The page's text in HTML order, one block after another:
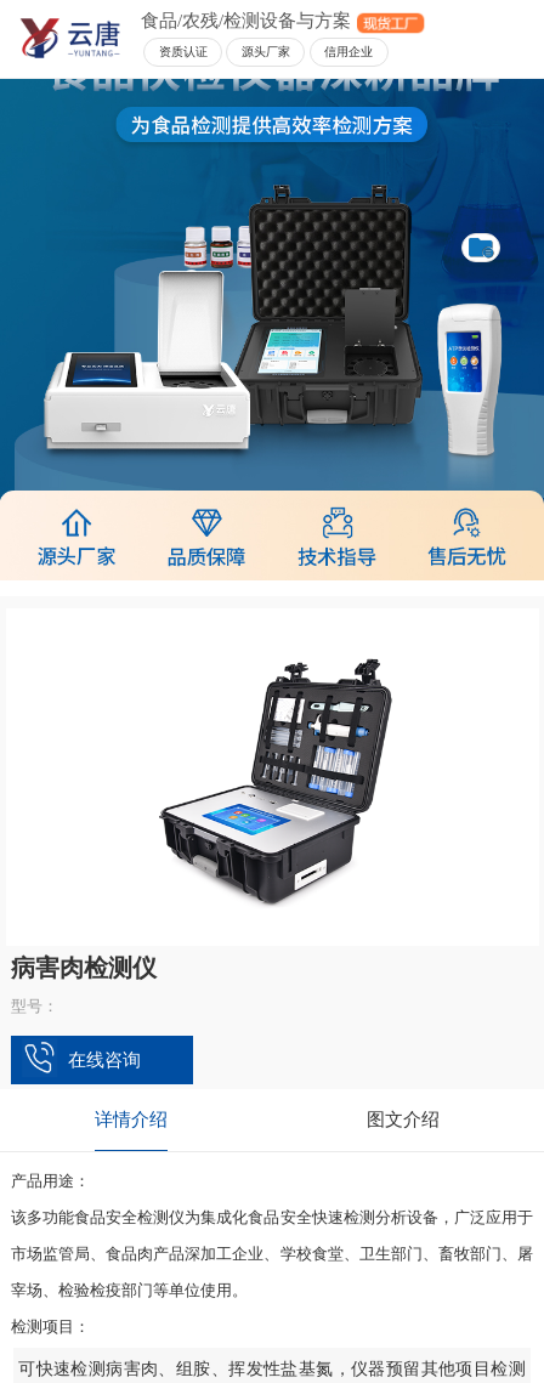
食品/农残/检测设备与方案
资质认证 源头厂家 信用企业
病害肉检测仪
型号：
在线咨询
详情介绍 图文介绍
产品用途：
该多功能食品安全检测仪为集成化食品安全快速检测分析设备，广泛应用于
市场监管局、食品肉产品深加工企业、学校食堂、卫生部门、畜牧部门、屠
宰场、检验检疫部门等单位使用。
检测项目：
可快速检测病害肉、组胺、挥发性盐基氮，仪器预留其他项目检测